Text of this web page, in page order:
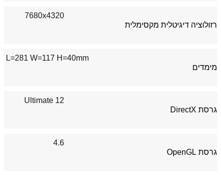
רזולוציה דיגיטלית מקסימלית
7680x4320
מימדים
L=281 W=117 H=40mm
גרסת DirectX
12 Ultimate
גרסת OpenGL
4.6